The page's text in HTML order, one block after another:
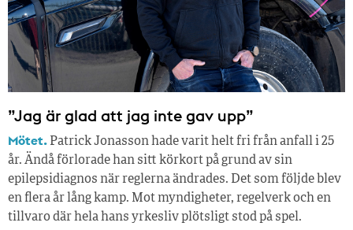
”Jag är glad att jag inte gav upp”
Mötet. Patrick Jonasson hade varit helt fri från anfall i 25
år. Ändå förlorade han sitt körkort på grund av sin
epilepsidiagnos när reglerna ändrades. Det som följde blev
en flera år lång kamp. Mot myndigheter, regelverk och en
tillvaro där hela hans yrkesliv plötsligt stod på spel.